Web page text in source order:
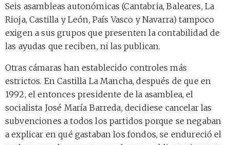
Seis asambleas autonómicas (Cantabria, Baleares, La
Rioja, Castilla y León, País Vasco y Navarra) tampoco
exigen a sus grupos que presenten la contabilidad de
las ayudas que reciben, ni las publican.
Otras cámaras han establecido controles más
estrictos. En Castilla La Mancha, después de que en
1992, el entonces presidente de la asamblea, el
socialista José María Barreda, decidiese cancelar las
subvenciones a todos los partidos porque se negaban
a explicar en qué gastaban los fondos, se endureció el